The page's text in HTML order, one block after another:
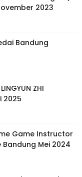
2023
Bandung
ZHI
2025
Game Instructor
Mei 2024